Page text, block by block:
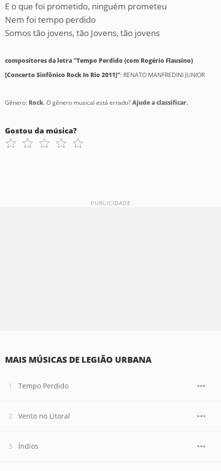
E o que foi prometido, ninguém prometeu
Nem foi tempo perdido
Somos tão jovens, tão Jovens, tão jovens
compositores da letra "Tempo Perdido (com Rogério Flausino)
[Concerto Sinfônico Rock In Rio 2011]": RENATO MANFREDINI JUNIOR
Gênero: Rock. O gênero musical está errado?Ajude a classificar.
Gostou da música?
MAIS MÚSICAS DE LEGIÃO URBANA
Tempo Perdido
Vento no Litoral
Índios